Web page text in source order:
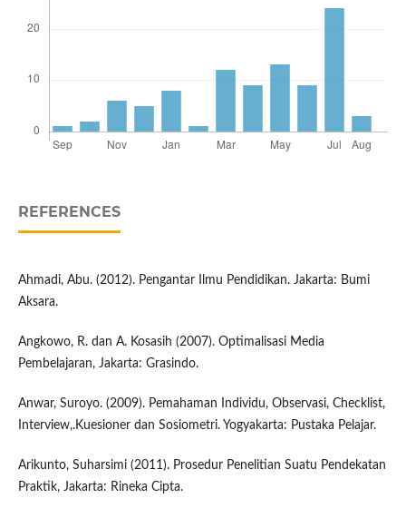
REFERENCES
Ahmadi, Abu. (2012). Pengantar Ilmu Pendidikan. Jakarta: Bumi
Aksara.
Angkowo, R. dan A. Kosasih (2007). Optimalisasi Media
Pembelajaran, Jakarta: Grasindo.
Anwar, Suroyo. (2009). Pemahaman Individu, Observasi, Checklist,
Interview,.Kuesioner dan Sosiometri. Yogyakarta: Pustaka Pelajar.
Arikunto, Suharsimi (2011). Prosedur Penelitian Suatu Pendekatan
Praktik, Jakarta: Rineka Cipta.